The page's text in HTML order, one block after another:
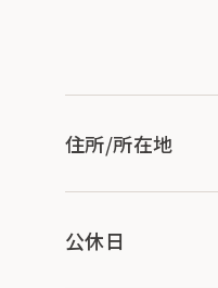
住所/所在地
公休日